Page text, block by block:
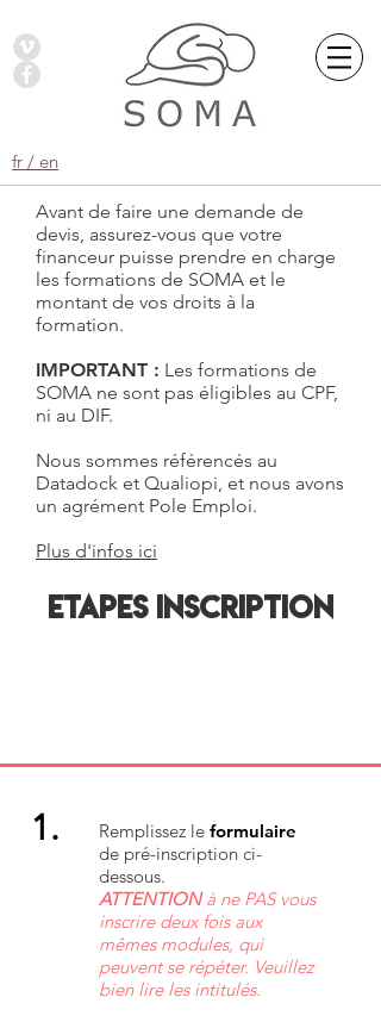
fr / en
Avant de faire une demande de
devis, assurez-vous que votre
financeur puisse prendre en charge
les formations de SOMA et le
montant de vos droits à la
formation.
IMPORTANT : Les formations de
SOMA ne sont pas éligibles au CPF,
ni au DIF.
Nous sommes référencés au
Datadock et Qualiopi, et nous avons
un agrément Pole Emploi.
Plus d'infos ici
ETAPES INSCRIPTION
1. Remplissez le formulaire
de pré-inscription ci-
dessous.
ATTENTIONà ne PAS vous
inscrire deux fois aux
mêmes modules, qui
peuvent se répéter. Veuillez
bien lire les intitulés.